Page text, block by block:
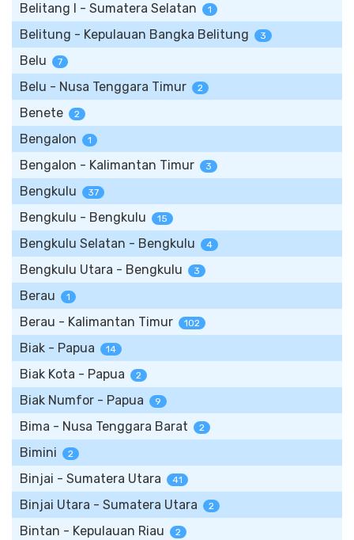
Belitang I - Sumatera Selatan 1
Belitung - Kepulauan Bangka Belitung 3
Belu 7
Belu - Nusa Tenggara Timur 2
Benete 2
Bengalon 1
Bengalon - Kalimantan Timur 3
Bengkulu 37
Bengkulu - Bengkulu 15
Bengkulu Selatan - Bengkulu 4
Bengkulu Utara - Bengkulu 3
Berau 1
Berau - Kalimantan Timur 102
Biak - Papua 14
Biak Kota - Papua 2
Biak Numfor - Papua 9
Bima - Nusa Tenggara Barat 2
Bimini 2
Binjai - Sumatera Utara 41
Binjai Utara - Sumatera Utara 2
Bintan - Kepulauan Riau 2